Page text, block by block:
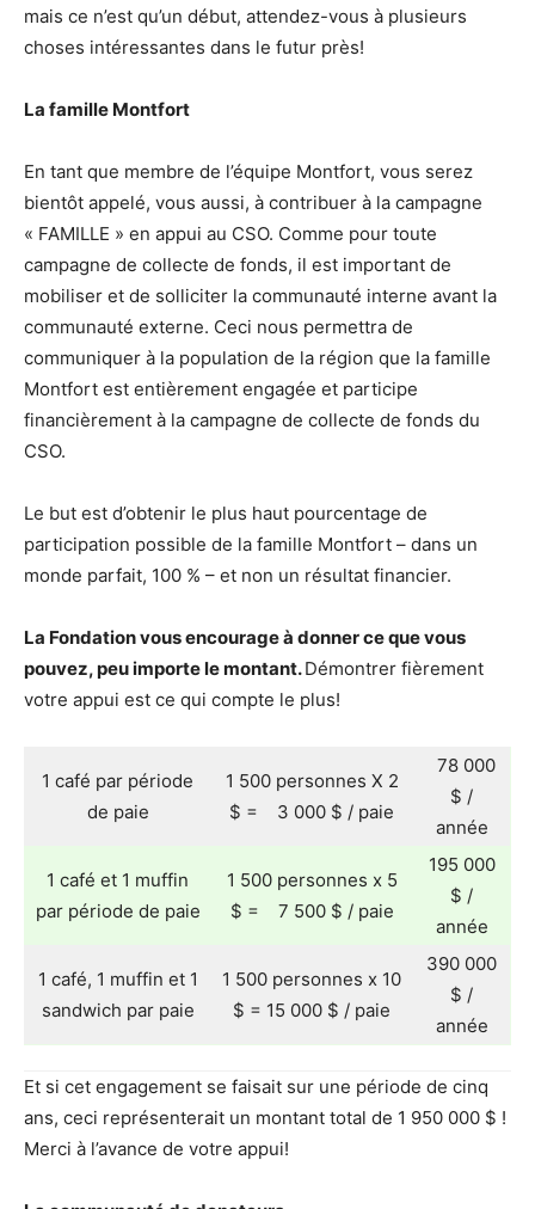
mais ce n’est qu’un début, attendez-vous à plusieurs
choses intéressantes dans le futur près!
La famille Montfort
En tant que membre de l’équipe Montfort, vous serez
bientôt appelé, vous aussi, à contribuer à la campagne
« FAMILLE » en appui au CSO. Comme pour toute
campagne de collecte de fonds, il est important de
mobiliser et de solliciter la communauté interne avant la
communauté externe. Ceci nous permettra de
communiquer à la population de la région que la famille
Montfort est entièrement engagée et participe
financièrement à la campagne de collecte de fonds du
CSO.
Le but est d’obtenir le plus haut pourcentage de
participation possible de la famille Montfort – dans un
monde parfait, 100 % – et non un résultat financier.
La Fondation vous encourage à donner ce que vous
pouvez, peu importe le montant.Démontrer fièrement
votre appui est ce qui compte le plus!
1 café par période
de paie
1 500 personnes X 2
$ = 3 000 $ / paie
78 000
$ /
année
1 café et 1 muffin
par période de paie
1 500 personnes x 5
$ = 7 500 $ / paie
195 000
$ /
année
1 café, 1 muffin et 1
sandwich par paie
1 500 personnes x 10
$ = 15 000 $ / paie
390 000
$ /
année
Et si cet engagement se faisait sur une période de cinq
ans, ceci représenterait un montant total de 1 950 000 $ !
Merci à l’avance de votre appui!